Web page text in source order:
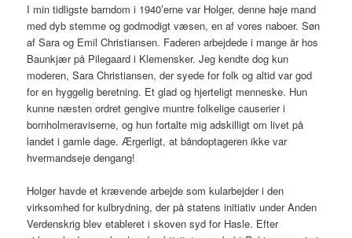
I min tidligste barndom i 1940’erne var Holger, denne høje mand
med dyb stemme og godmodigt væsen, en af vores naboer. Søn
af Sara og Emil Christiansen. Faderen arbejdede i mange år hos
Baunkjær på Pilegaard i Klemensker. Jeg kendte dog kun
moderen, Sara Christiansen, der syede for folk og altid var god
for en hyggelig beretning. Et glad og hjerteligt menneske. Hun
kunne næsten ordret gengive muntre folkelige causerier i
bornholmeraviserne, og hun fortalte mig adskilligt om livet på
landet i gamle dage. Ærgerligt, at båndoptageren ikke var
hvermandseje dengang!
Holger havde et krævende arbejde som kularbejder i den
virksomhed for kulbrydning, der på statens initiativ under Anden
Verdenskrig blev etableret i skoven syd for Hasle. Efter